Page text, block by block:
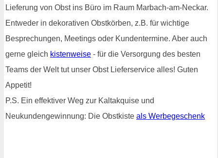
Lieferung von Obst ins Büro im Raum Marbach-am-Neckar.
Entweder in dekorativen Obstkörben, z.B. für wichtige
Besprechungen, Meetings oder Kundentermine. Aber auch
gerne gleich kistenweise - für die Versorgung des besten
Teams der Welt tut unser Obst Lieferservice alles! Guten
Appetit!
P.S. Ein effektiver Weg zur Kaltakquise und
Neukundengewinnung: Die Obstkiste als Werbegeschenk